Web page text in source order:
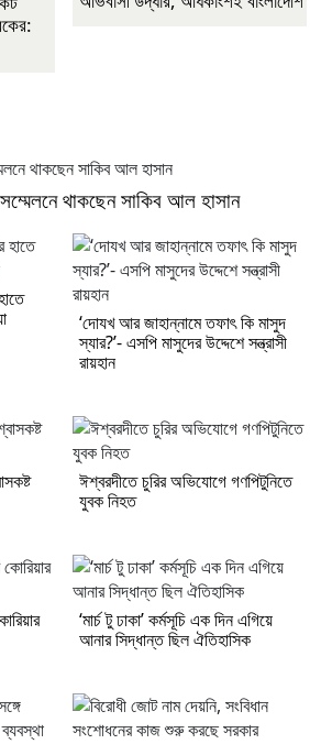
সম্মেলনে থাকছেন সাকিব আল হাসান
‘দোযখ আর জাহান্নামে তফাৎ কি মাসুদ
স্যার?’- এসপি মাসুদের উদ্দেশে সন্ত্রাসী
রায়হান
ঈশ্বরদীতে চুরির অভিযোগে গণপিটুনিতে
যুবক নিহত
‘মার্চ টু ঢাকা’ কর্মসূচি এক দিন এগিয়ে
আনার সিদ্ধান্ত ছিল ঐতিহাসিক